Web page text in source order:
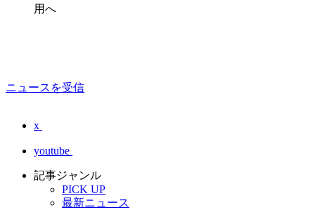
用へ
ニュースを受信
x
youtube
記事ジャンル
PICK UP
最新ニュース